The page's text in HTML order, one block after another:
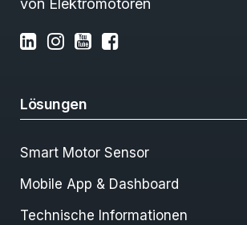
von Elektromotoren
Lösungen
Smart Motor Sensor
Mobile App & Dashboard
Technische Informationen